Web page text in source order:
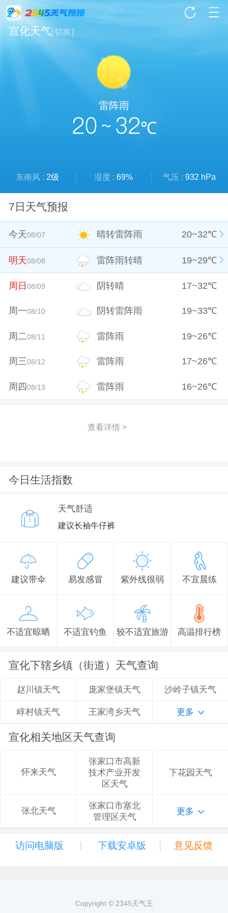
宣化天气[切换]
雷阵雨
20 ~ 32℃
东南风 : 2级 湿度 : 69% 气压 : 932 hPa
7日天气预报
今天08/07 晴转雷阵雨 20~32℃
明天08/08 雷阵雨转晴 19~29℃
周日08/09 阴转晴 17~32℃
周一08/10 阴转雷阵雨 19~33℃
周二08/11 雷阵雨 19~26℃
周三08/12 雷阵雨 17~26℃
周四08/13 雷阵雨 16~26℃
查看详情 >
今日生活指数
天气舒适
建议长袖牛仔裤
建议带伞 易发感冒 紫外线很弱 不宜晨练
不适宜晾晒 不适宜钓鱼 较不适宜旅游 高温排行榜
宣化下辖乡镇（街道）天气查询
赵川镇天气 庞家堡镇天气 沙岭子镇天气
崞村镇天气 王家湾乡天气 更多
宣化相关地区天气查询
怀来天气
张家口市高新
技术产业开发
区天气
下花园天气
张北天气
张家口市塞北
管理区天气
更多
访问电脑版 | 下载安卓版 | 意见反馈
Copyright © 2345天气王